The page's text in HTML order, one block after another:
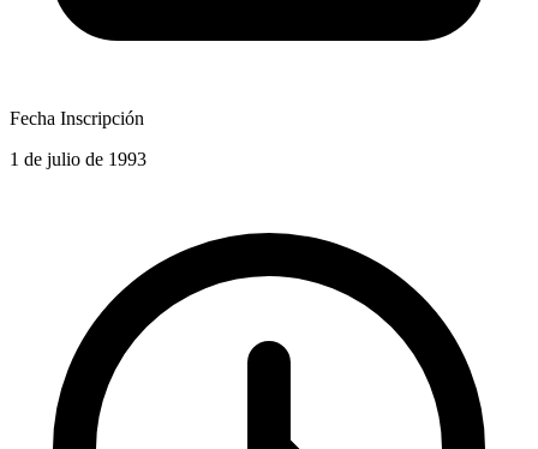
Fecha Inscripción
1 de julio de 1993